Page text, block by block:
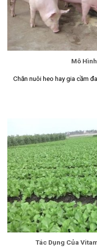
Mô
Chăn nuôi heo hay gia cầm
Tác Dụng Của